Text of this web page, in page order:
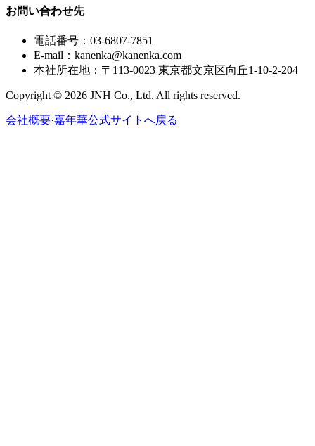
お問い合わせ先
電話番号：03-6807-7851
E-mail：kanenka@kanenka.com
本社所在地：〒113-0023 東京都文京区向丘1-10-2-204
Copyright © 2026 JNH Co., Ltd. All rights reserved.
会社概要·嘉年華公式サイトへ戻る